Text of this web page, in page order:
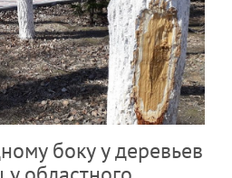
боку у деревьев